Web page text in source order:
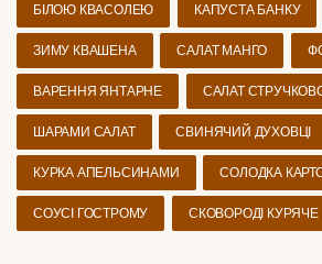
БІЛОЮ КВАСОЛЕЮ КАПУСТА БАНКУ
ЗИМУ КВАШЕНА САЛАТ МАНГО
ВАРЕННЯ ЯНТАРНЕ САЛАТ
ШАРАМИ САЛАТ СВИНЯЧИЙ ДУХОВЦІ
КУРКА АПЕЛЬСИНАМИ СОЛОДКА
СОУСІ ГОСТРОМУ СКОВОРОДІ КУРЯЧЕ